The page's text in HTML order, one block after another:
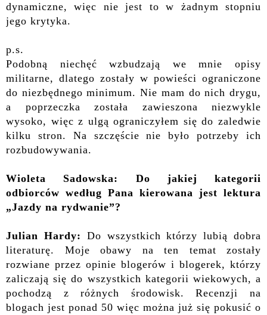
dynamiczne, więc nie jest to w żadnym stopniu
jego krytyka.
p.s.
Podobną niechęć wzbudzają we mnie opisy
militarne, dlatego zostały w powieści ograniczone
do niezbędnego minimum. Nie mam do nich drygu,
a poprzeczka została zawieszona niezwykle
wysoko, więc z ulgą ograniczyłem się do zaledwie
kilku stron. Na szczęście nie było potrzeby ich
rozbudowywania.
Wioleta Sadowska: Do jakiej kategorii
odbiorców według Pana kierowana jest lektura
„Jazdy na rydwanie”?
Julian Hardy: Do wszystkich którzy lubią dobra
literaturę. Moje obawy na ten temat zostały
rozwiane przez opinie blogerów i blogerek, którzy
zaliczają się do wszystkich kategorii wiekowych, a
pochodzą z różnych środowisk. Recenzji na
blogach jest ponad 50 więc można już się pokusić o